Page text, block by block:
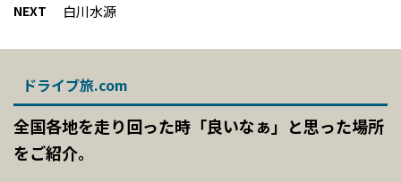
NEXT 白川水源
ドライブ旅.com
全国各地を走り回った時「良いなぁ」と思った場所
をご紹介。